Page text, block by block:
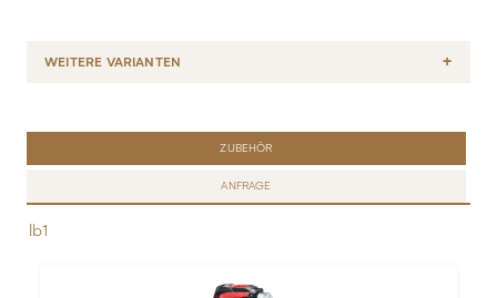
WEITERE VARIANTEN
ZUBEHÖR
ANFRAGE
lb1